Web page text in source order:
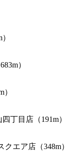
）
丁目店（191m）
エア店（348m）